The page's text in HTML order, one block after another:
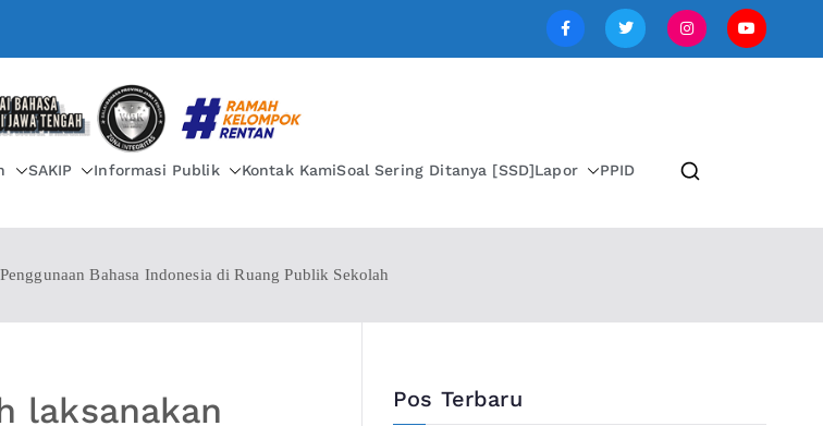
BALAI BAHASA PROVINSI JAWA TENGAH
SAKIP Informasi Publik Kontak KamiSoal Sering Ditanya [SSD]Lapor PPID
Bahasa Indonesia di Ruang Publik Sekolah
laksanakan
Pos Terbaru